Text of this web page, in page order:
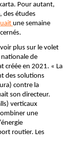
Pour autant,
des études
une semaine
plus sur le volet
nationale de
créée en 2021. « La
des solutions
contre la
son directeur.
verticaux
une
routier. Les